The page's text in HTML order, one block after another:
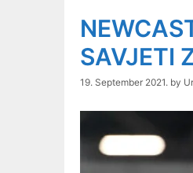
SAVJETI
19. September 2021. by